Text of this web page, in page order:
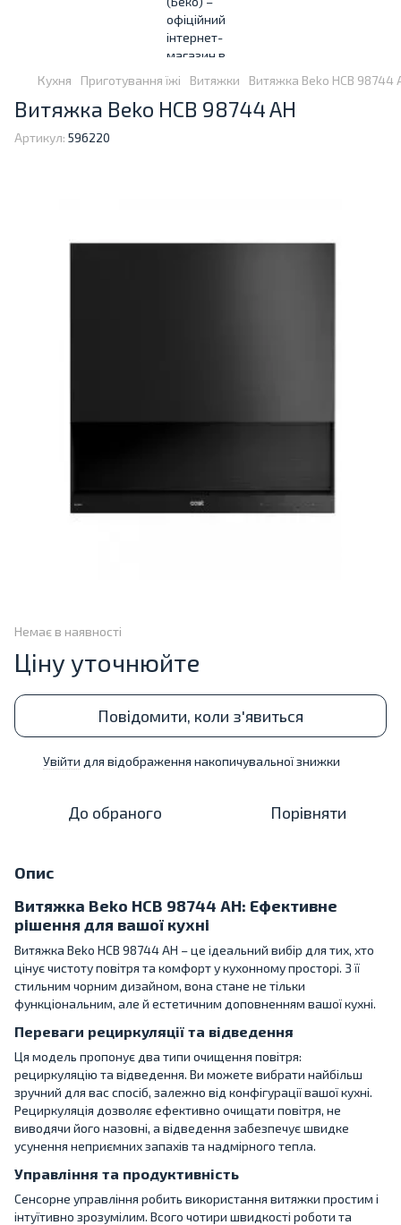
Кухня Приготування їжі Витяжки Витяжка Beko HCB 98744
Витяжка Beko HCB 98744 AH
Артикул: 596220
Немає в наявності
Ціну уточнюйте
Повідомити, коли з'явиться
Увійти для відображення накопичувальної знижки
До обраного Порівняти
Опис
Витяжка Beko HCB 98744 AH: Ефективне
рішення для вашої кухні
Витяжка Beko HCB 98744 AH – це ідеальний вибір для тих, хто
цінує чистоту повітря та комфорт у кухонному просторі. З її
стильним чорним дизайном, вона стане не тільки
функціональним, але й естетичним доповненням вашої кухні.
Переваги рециркуляції та відведення
Ця модель пропонує два типи очищення повітря:
рециркуляцію та відведення. Ви можете вибрати найбільш
зручний для вас спосіб, залежно від конфігурації вашої кухні.
Рециркуляція дозволяє ефективно очищати повітря, не
виводячи його назовні, а відведення забезпечує швидке
усунення неприємних запахів та надмірного тепла.
Управління та продуктивність
Сенсорне управління робить використання витяжки простим і
інтуїтивно зрозумілим. Всого чотири швидкості роботи та